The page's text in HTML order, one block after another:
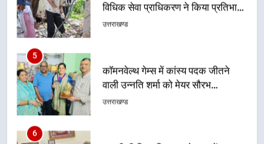
100 से अधिक लोग बने इस अभियान का
हिस्सा
उत्तराखण्ड
वाली उन्नति शर्मा को मेयर सौरभ
थपलियाल ने किया सम्मानित
उत्तराखण्ड